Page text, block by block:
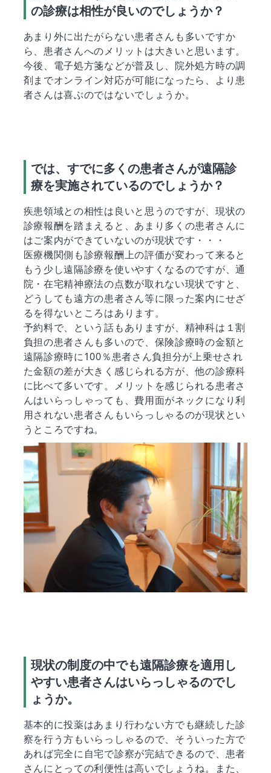
の診療は相性が良いのでしょうか？
あまり外に出たがらない患者さんも多いですか
ら、患者さんへのメリットは大きいと思います。
今後、電子処方箋などが普及し、院外処方時の調
剤までオンライン対応が可能になったら、より患
者さんは喜ぶのではないでしょうか。
では、すでに多くの患者さんが遠隔診
療を実施されているのでしょうか？
疾患領域との相性は良いと思うのですが、現状の
診療報酬を踏まえると、あまり多くの患者さんに
はご案内ができていないのが現状です・・・
医療機関側も診療報酬上の評価が変わって来ると
もう少し遠隔診療を使いやすくなるのですが、通
院・在宅精神療法の点数が取れない現状ですと、
どうしても遠方の患者さん等に限った案内にせざ
るを得ないところはあります。
予約料で、という話もありますが、精神科は１割
負担の患者さんも多いので、保険診療時の金額と
遠隔診療時に100％患者さん負担分が上乗せされ
た金額の差が大きく感じられる方が、他の診療科
に比べて多いです。メリットを感じられる患者さ
んはいらっしゃっても、費用面がネックになり利
用されない患者さんもいらっしゃるのが現状とい
うところですね。
現状の制度の中でも遠隔診療を適用し
やすい患者さんはいらっしゃるのでし
ょうか。
基本的に投薬はあまり行わない方でも継続した診
察を行う方もいらっしゃるので、そういった方で
あれば完全に自宅で診察が完結できるので、患者
さんにとっての利便性は高いでしょうね。また、